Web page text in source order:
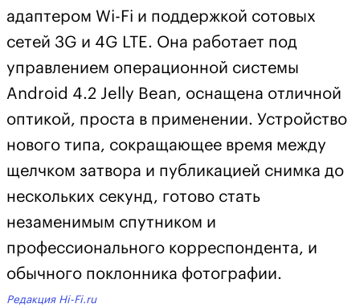
адаптером Wi-Fi и поддержкой сотовых
сетей 3G и 4G LTE. Она работает под
управлением операционной системы
Android 4.2 Jelly Bean, оснащена отличной
оптикой, проста в применении. Устройство
нового типа, сокращающее время между
щелчком затвора и публикацией снимка до
нескольких секунд, готово стать
незаменимым спутником и
профессионального корреспондента, и
обычного поклонника фотографии.
Редакция Hi-Fi.ru